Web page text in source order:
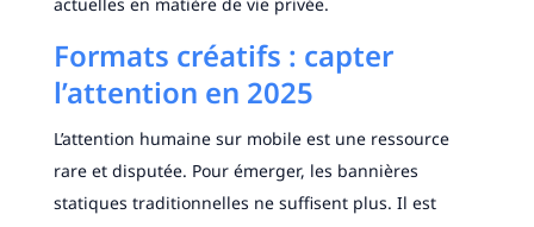
Formats créatifs : capter
l’attention en 2025
L’attention humaine sur mobile est une ressource
rare et disputée. Pour émerger, les bannières
statiques traditionnelles ne suffisent plus. Il est